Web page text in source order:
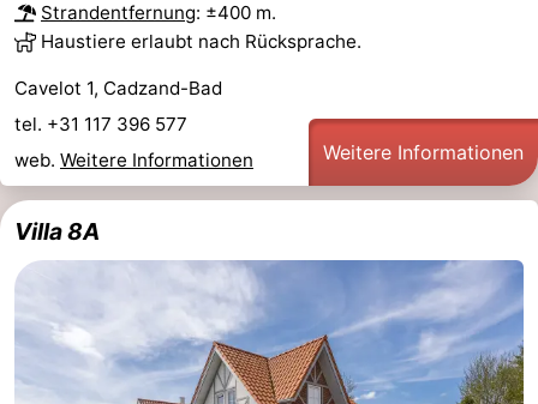
Strandentfernung: ±400 m.
Haustiere erlaubt nach Rücksprache.
Cavelot 1, Cadzand-Bad
tel. +31 117 396 577
web. Weitere Informationen Weitere Informationen
Villa 8A